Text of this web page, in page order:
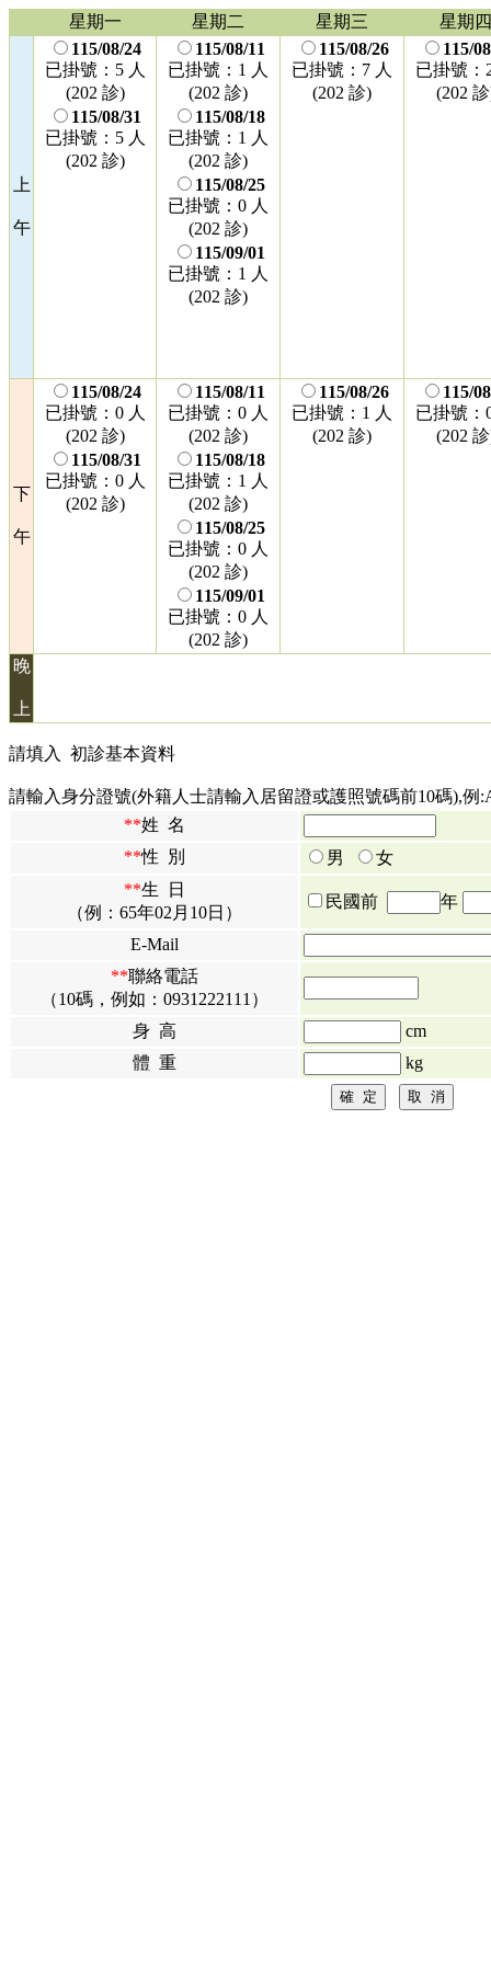
星期一 星期二 星期三 星期四
上
午
115/08/24
已掛號：5 人
(202 診)
115/08/31
已掛號：5 人
(202 診)
115/08/11
已掛號：1 人
(202 診)
115/08/18
已掛號：1 人
(202 診)
115/08/25
已掛號：0 人
(202 診)
115/09/01
已掛號：1 人
(202 診)
115/08/26
已掛號：7 人
(202 診)
115/
已掛號：
(202
下
午
115/08/24
已掛號：0 人
(202 診)
115/08/31
已掛號：0 人
(202 診)
115/08/11
已掛號：0 人
(202 診)
115/08/18
已掛號：1 人
(202 診)
115/08/25
已掛號：0 人
(202 診)
115/09/01
已掛號：0 人
(202 診)
115/08/26
已掛號：1 人
(202 診)
115/
已掛號：
(202
晚
上
請填入 初診基本資料
請輸入身分證號(外籍人士請輸入居留證或護照號碼前10碼),例
**姓 名
**性 別 男
女
**生 日
（例：65年02月10日）
民國前 年
E-Mail
**聯絡電話
（10碼，例如：0931222111）
身 高
cm
體 重
kg